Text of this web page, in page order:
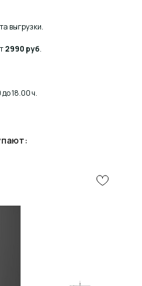
выгрузки.
2990 руб.
18.00 ч.
планировкой,